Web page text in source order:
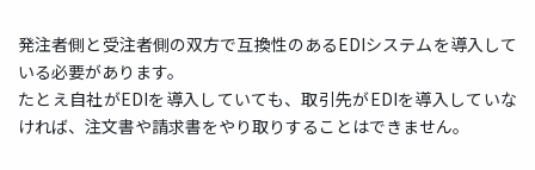
発注者側と受注者側の双方で互換性のあるEDIシステムを導入して
いる必要があります。
たとえ自社がEDIを導入していても、取引先がEDIを導入していな
ければ、注文書や請求書をやり取りすることはできません。